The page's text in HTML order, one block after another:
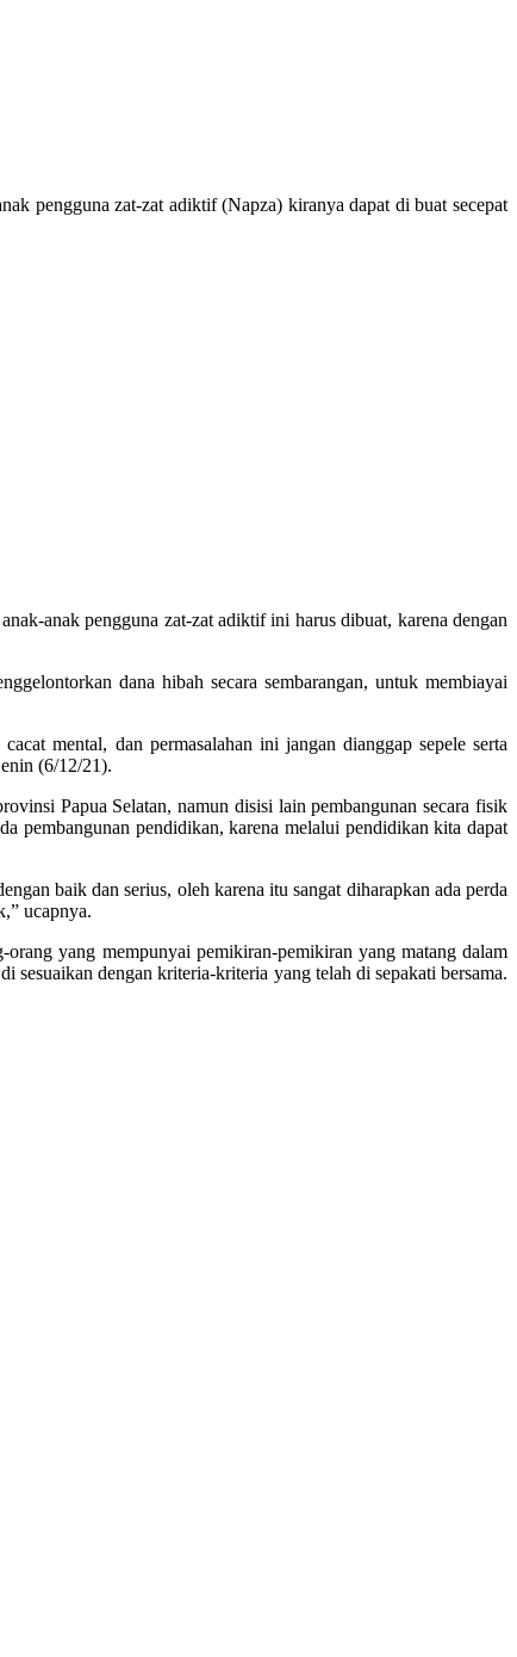
pengguna zat-zat adiktif (Napza) kiranya dapat di buat secepat
anak pengguna zat-zat adiktif ini harus dibuat, karena dengan
dana hibah secara sembarangan, untuk membiayai
mental, dan permasalahan ini jangan dianggap sepele serta
(6/12/21).
Papua Selatan, namun disisi lain pembangunan secara fisik
pembangunan pendidikan, karena melalui pendidikan kita dapat
baik dan serius, oleh karena itu sangat diharapkan ada perda
ucapnya.
yang mempunyai pemikiran-pemikiran yang matang dalam
sesuaikan dengan kriteria-kriteria yang telah di sepakati bersama.